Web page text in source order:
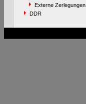
Externe Zerlegungen
DDR